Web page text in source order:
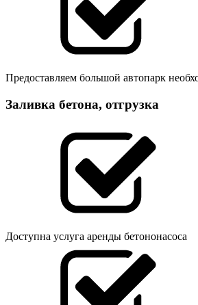
Предоставляем большой автопарк
Заливка бетона, отгрузка
Доступна услуга аренды бетононасоса